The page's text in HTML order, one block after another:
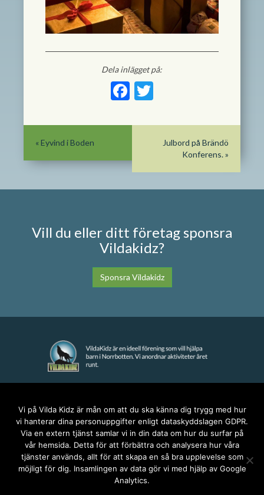
Dela inlägget på:
Facebook
Twitter
Julbord på Brändö
Konferens.»
« Eyvind i Boden
Vill du eller ditt företag sponsra
Vildakidz?
Sponsra Vildakidz
anna@vildakidz.se
076-7755068
Integritetspolicy
SOCIALA MEDIER
Vi på Vilda Kidz är mån om att du ska känna dig trygg med hur
vi hanterar dina personuppgifter enligt dataskyddslagen GDPR.
Via en extern tjänst samlar vi in din data om hur du surfar på
vår hemsida. Detta för att förbättra och analysera hur våra
tjänster används, allt för att skapa en så bra upplevelse som
möjligt för dig. Insamlingen av data gör vi med hjälp av Google
Analytics.